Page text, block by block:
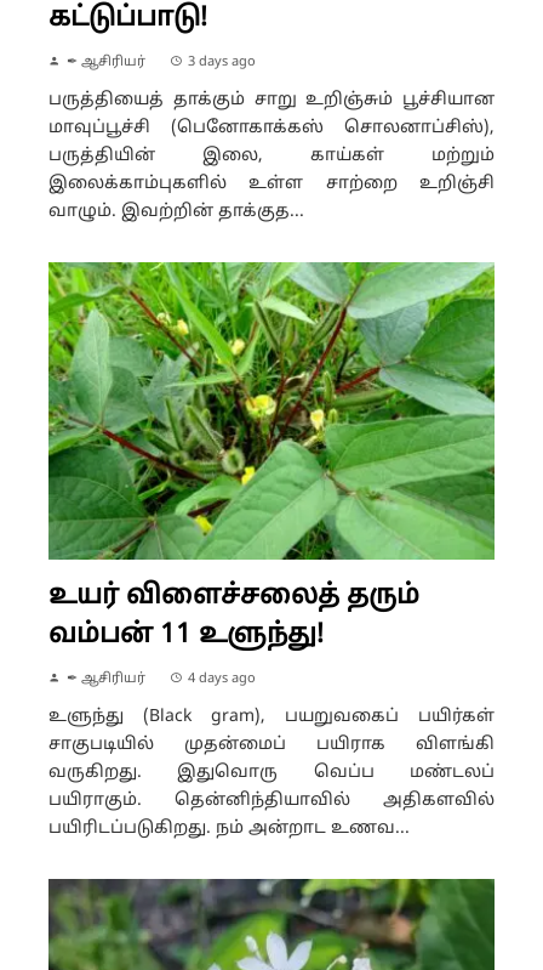
கட்டுப்பாடு!
✒ ஆசிரியர் 3 days ago
பருத்தியைத் தாக்கும் சாறு உறிஞ்சும் பூச்சியான
மாவுப்பூச்சி (பெனோகாக்கஸ் சொலனாப்சிஸ்),
பருத்தியின் இலை, காய்கள் மற்றும்
இலைக்காம்புகளில் உள்ள சாற்றை உறிஞ்சி
வாழும். இவற்றின் தாக்குத...
உயர் விளைச்சலைத் தரும்
வம்பன் 11 உளுந்து!
✒ ஆசிரியர் 4 days ago
உளுந்து (Black gram), பயறுவகைப் பயிர்கள்
சாகுபடியில் முதன்மைப் பயிராக விளங்கி
வருகிறது. இதுவொரு வெப்ப மண்டலப்
பயிராகும். தென்னிந்தியாவில் அதிகளவில்
பயிரிடப்படுகிறது. நம் அன்றாட உணவ...